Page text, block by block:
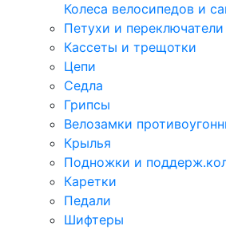
Колеса велосипедов и
Петухи и
Кассеты и трещотки
Цепи
Седла
Грипсы
Велозамки
Крылья
Подножки и
Каретки
Педали
Шифтеры